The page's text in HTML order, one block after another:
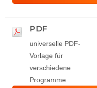
PDF
universelle PDF-
Vorlage für
verschiedene
Programme